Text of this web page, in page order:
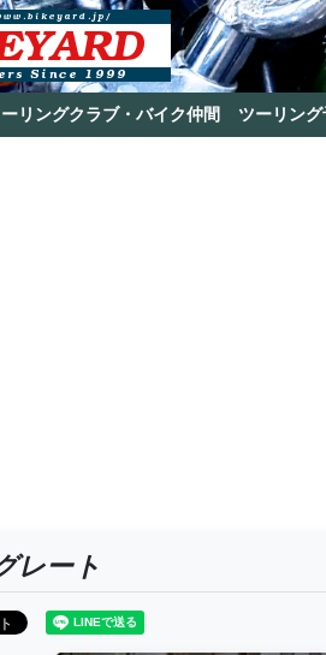
リングクラブ・バイク仲間 ツーリン
レート